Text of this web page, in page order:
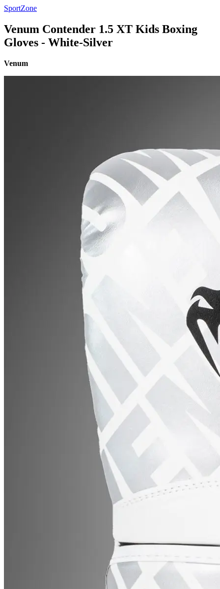
SportZone
Venum Contender 1.5 XT Kids Boxing
Gloves - White-Silver
Venum